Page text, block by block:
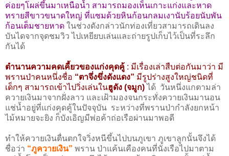
ค่อยๆโผล่ขึ้นมาเหนือน้ำ สามารถมองเห็นเกาะแก่งและหาด
ทรายสีขาวขนาดใหญ่ ที่แซมด้วยหินก้อนกลมเงานับร้อยนับพัน
ก้อนเต็มชายหาด ในช่วงดังกล่าวนักท่องเที่ยวสามารถเดินลง
บันไดจากจุดชมวิว ไปเหยียบเล่นและถ่ายรูปเก็บไว้เป็นที่ระลึก
กันได้
ตำนานความคดเคี้ยวของแก่งคุดคู้ : มีเรื่องเล่าสืบต่อกันมาว่า มี
พรานป่าคนหนึ่งชื่อ “ตาจึ่งขึ่งดังแดง” มีรูปร่างสูงใหญ่ชนิดที่
เด็กๆ สามารถเข้าไปวิ่งเล่นในฮูดัง (จมูก)ได้ วันหนึ่งแกตามล่า
ควายเงินมาจากฝั่งลาว และเฝ้ามองจนกระทั่งควายเงินมานอน
แช่น้ำอยู่ที่แก่งคุดคู้ในปัจจุบัน ระหว่างที่พรานป่ากำลังยกหน้า
ไม้หมายจะยิง ก็บังเอิญมีพ่อค้าถ่อเรือผ่านมาพอดี
ทำให้ควายเงินตื่นตกใจวิ่งหนีขึ้นไปบนภูเขา ภูเขาลูกนั้นจึงได้
ชื่อว่า “ภูควายเงิน” พราน ป่าแค้นเคืองคนที่นั่งเรือไปมาตาม